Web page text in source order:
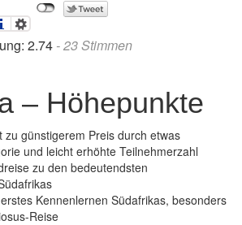
2.74 -23Stimmen
– Höhepunkte
zu günstigerem Preis durch etwas
und leicht erhöhte Teilnehmerzahl
zu den bedeutendsten
Kennenlernen Südafrikas, besonders
Reise– Höhepunkte